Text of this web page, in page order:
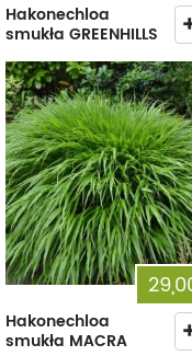
Hakonechloa
smukła GREENHILLS
Hakonechloa
smukła MACRA